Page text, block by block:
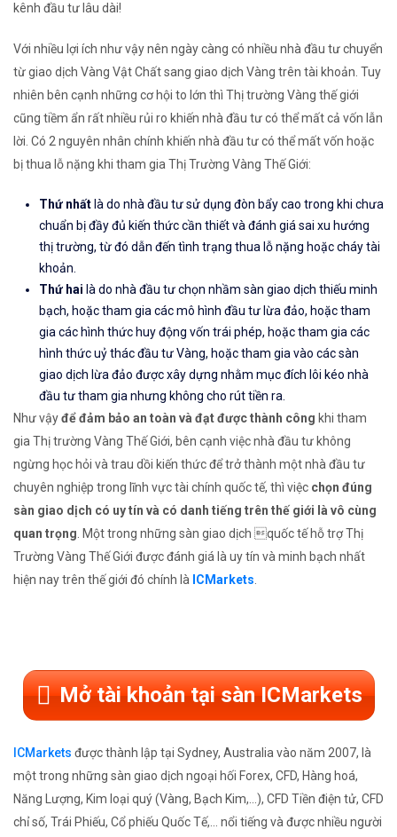
kênh đầu tư lâu dài!
Với nhiều lợi ích như vậy nên ngày càng có nhiều nhà đầu tư chuyển
từ giao dịch Vàng Vật Chất sang giao dịch Vàng trên tài khoản. Tuy
nhiên bên cạnh những cơ hội to lớn thì Thị trường Vàng thế giới
cũng tiềm ẩn rất nhiều rủi ro khiến nhà đầu tư có thể mất cả vốn lẫn
lời. Có 2 nguyên nhân chính khiến nhà đầu tư có thể mất vốn hoặc
bị thua lỗ nặng khi tham gia Thị Trường Vàng Thế Giới:
Thứ nhất là do nhà đầu tư sử dụng đòn bẩy cao trong khi chưa
chuẩn bị đầy đủ kiến thức cần thiết và đánh giá sai xu hướng
thị trường, từ đó dẫn đến tình trạng thua lỗ nặng hoặc cháy tài
khoản.
Thứ hai là do nhà đầu tư chọn nhầm sàn giao dịch thiếu minh
bạch, hoặc tham gia các mô hình đầu tư lừa đảo, hoặc tham
gia các hình thức huy động vốn trái phép, hoặc tham gia các
hình thức uỷ thác đầu tư Vàng, hoặc tham gia vào các sàn
giao dịch lừa đảo được xây dựng nhằm mục đích lôi kéo nhà
đầu tư tham gia nhưng không cho rút tiền ra.
Như vậyđể đảm bảo an toàn và đạt được thành công khi tham
gia Thị trường Vàng Thế Giới, bên cạnh việc nhà đầu tư không
ngừng học hỏi và trau dồi kiến thức để trở thành một nhà đầu tư
chuyên nghiệp trong lĩnh vực tài chính quốc tế, thì việc chọn đúng
sàn giao dịch có uy tín và có danh tiếng trên thế giới là vô cùng
quan trọng. Một trong những sàn giao dịch quốc tế hỗ trợ Thị
Trường Vàng Thế Giới được đánh giá là uy tín và minh bạch nhất
hiện nay trên thế giới đó chính là ICMarkets.
Mở tài khoản tại sàn ICMarkets
ICMarkets được thành lập tại Sydney, Australia vào năm 2007, là
một trong những sàn giao dịch ngoại hối Forex, CFD, Hàng hoá,
Năng Lượng, Kim loại quý (Vàng, Bạch Kim,...), CFD Tiền điện tử, CFD
chỉ số, Trái Phiếu, Cổ phiếu Quốc Tế,... nổi tiếng và được nhiều người